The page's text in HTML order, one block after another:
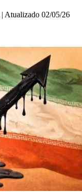
| Atualizado 02/05/26